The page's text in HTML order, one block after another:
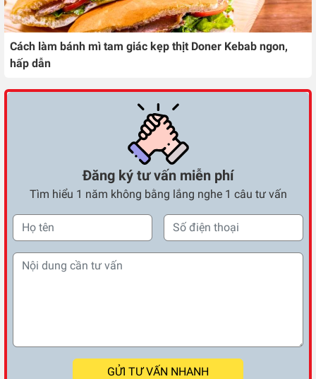
Cách làm bánh mì tam giác kẹp thịt Doner Kebab ngon,
hấp dẫn
Đăng ký tư vấn miễn phí
Tìm hiểu 1 năm không bằng lắng nghe 1 câu tư vấn
GỬI TƯ VẤN NHANH